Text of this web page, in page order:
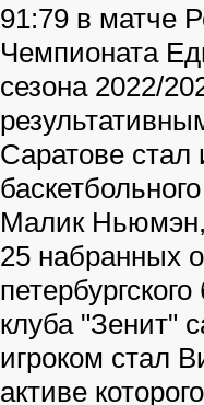
91:79 в матче
Чемпионата
сезона 2022/
Саратове стал
Малик Ньюмэн,
25 набранных
клуба "Зенит"
игроком стал
активе